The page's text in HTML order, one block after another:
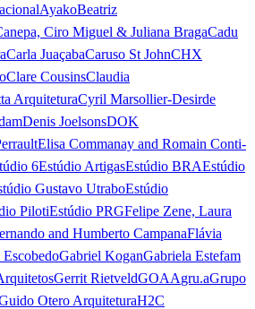
AyakoBeatriz
Ciro Miguel & Juliana BragaCadu
Carla JuaçabaCaruso St JohnCHX
Clare CousinsClaudia
ArquiteturaCyril Marsollier-Desirde
Denis JoelsonsDOK
Elisa Commanay and Romain Conti-
6Estúdio ArtigasEstúdio BRAEstúdio
Gustavo UtraboEstúdio
PilotiEstúdio PRGFelipe Zene, Laura
and Humberto CampanaFlávia
Gabriel KoganGabriela Estefam
Gerrit RietveldGOAAgru.aGrupo
Otero ArquiteturaH2C